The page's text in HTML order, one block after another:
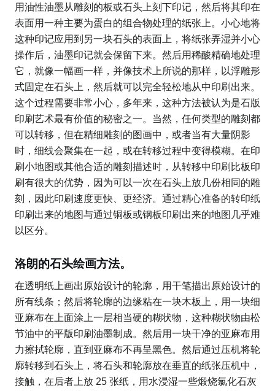
用油性油墨从雕刻的板或石头上刻下印记，然后将其印在
表面用一种主要为蛋白的组合物处理的纸张上。小心地将
这种印记应用到另一块石头的表面上，将纸张弄湿并小心
操作后，油墨印记就会保留下来。然后用稀酸精确地处理
它，就像一幅画一样，并像技术上所说的那样，以浮雕形
式固定在石头上，然后就可以完全轻松地从中印刷出来。
这个过程需要非常小心，多年来，这种方法被认为是石版
印刷艺术最有价值的秘密之一。当然，任何类型的雕刻都
可以转移，但在精细雕刻的图画中，或者当有大量阴影
时，细线会聚集在一起，或在转移过程中变得模糊。在印
刷小地图或其他合适的雕刻描述时，从转移中印刷比板印
刷有很大的优势，因为可以一次在石头上放几份相同的雕
刻，因此印刷速度更快、更经济。通过精心准备的转印纸
印刷出来的地图与通过铜板或钢板印刷出来的地图几乎难
以区分。
洛朗的石头绘画方法。
在透明纸上画出原始设计的轮廓，用干笔描出原始设计的
所有线条；然后将轮廓的边缘粘在一块木板上，用一块细
亚麻布在上面涂上一层相当硬的糊状物，这种糊状物由松
节油中的平版印刷油墨制成。然后用一块干净的亚麻布用
力擦拭轮廓，直到亚麻布不再呈黑色。然后通过压机将轮
廓转移到石头上，将石头和轮廓放在垂直的纸张压机中，
接触，在后者上放 25 张纸，用水浸湿一些煅烧氯化石灰